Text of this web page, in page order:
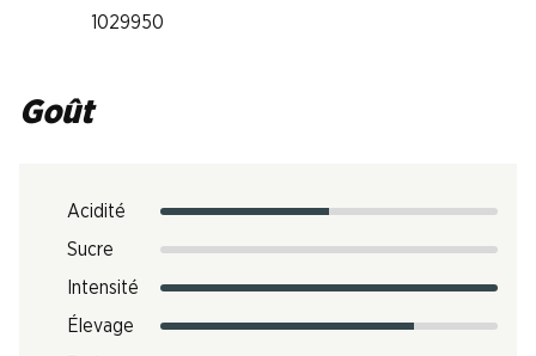
1029950
Goût
Acidité
Sucre
Intensité
Élevage